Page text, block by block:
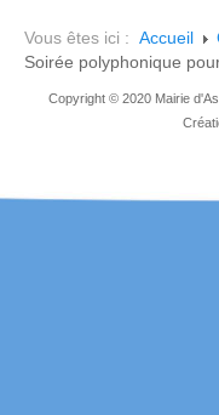
Vous êtes ici : Accueil
Soirée polyphonique
Copyright © 2020 Mairie